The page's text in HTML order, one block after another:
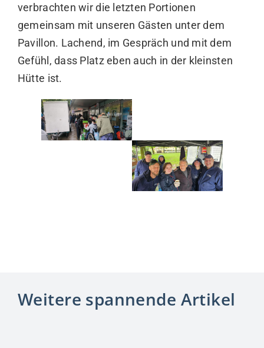
verbrachten wir die letzten Portionen
gemeinsam mit unseren Gästen unter dem
Pavillon. Lachend, im Gespräch und mit dem
Gefühl, dass Platz eben auch in der kleinsten
Hütte ist.
Weitere spannende Artikel